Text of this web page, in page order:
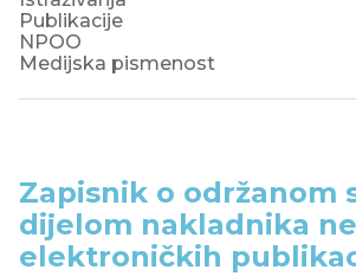
Publikacije
NPOO
Medijska pismenost
Zapisnik o održanom
dijelom nakladnika
elektroničkih